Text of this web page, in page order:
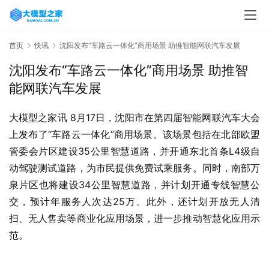
首页 快讯 沈阳发布“车路云一体化”商用场景 助推智能网联汽车发展
沈阳发布“车路云一体化”商用场景 助推智
能网联汽车发展
大模型之家讯 8月17日，沈阳市在第四届智能网联汽车大会
上发布了“车路云一体化”商用场景。该场景包括在北部欧盟
管委会片区建设35公里智慧道路，并开通东北首条L4级自
动驾驶测试道路，为市民提供免费试乘服务。同时，南部万
泉片区也将建设34公里智慧道路，并计划开通专线智慧公
交，预计年服务人次达25万。此外，还计划开放无人清
扫、无人售卖等商业化应用场景，进一步推动智慧化应用示
范。